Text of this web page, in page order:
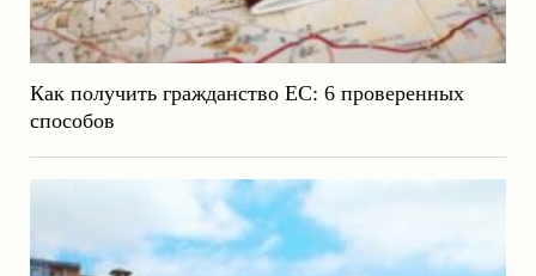
Как получить гражданство ЕС: 6 проверенных
способов